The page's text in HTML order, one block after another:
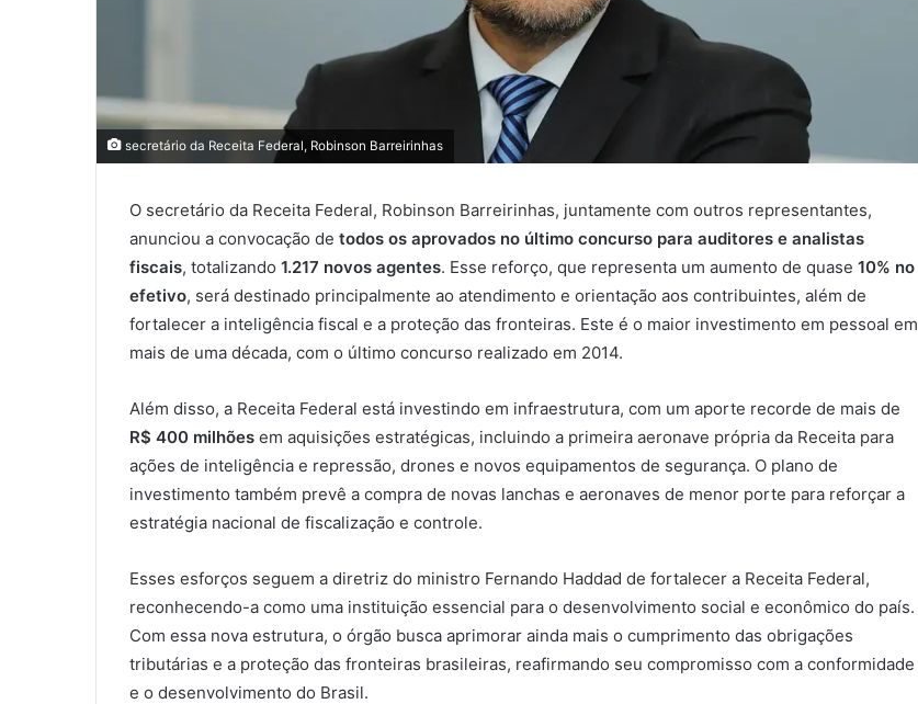
secretário da Receita Federal, Robinson Barreirinhas
O secretário da Receita Federal, Robinson Barreirinhas, juntamente com outros representantes,
anunciou a convocação de todos os aprovados no último concurso para auditores e analistas
fiscais, totalizando 1.217 novos agentes. Esse reforço, que representa um aumento de quase 10% no
efetivo, será destinado principalmente ao atendimento e orientação aos contribuintes, além de
fortalecer a inteligência fiscal e a proteção das fronteiras. Este é o maior investimento em pessoal em
mais de uma década, com o último concurso realizado em 2014.
Além disso, a Receita Federal está investindo em infraestrutura, com um aporte recorde de mais de
R$ 400 milhões em aquisições estratégicas, incluindo a primeira aeronave própria da Receita para
ações de inteligência e repressão, drones e novos equipamentos de segurança. O plano de
investimento também prevê a compra de novas lanchas e aeronaves de menor porte para reforçar a
estratégia nacional de fiscalização e controle.
Esses esforços seguem a diretriz do ministro Fernando Haddad de fortalecer a Receita Federal,
reconhecendo-a como uma instituição essencial para o desenvolvimento social e econômico do país.
Com essa nova estrutura, o órgão busca aprimorar ainda mais o cumprimento das obrigações
tributárias e a proteção das fronteiras brasileiras, reafirmando seu compromisso com a conformidade
e o desenvolvimento do Brasil.